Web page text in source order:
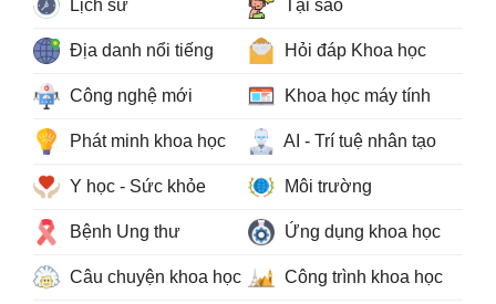
Lịch sử Tại sao
Địa danh nổi tiếng Hỏi đáp Khoa học
Công nghệ mới Khoa học máy tính
Phát minh khoa học AI - Trí tuệ nhân tạo
Y học - Sức khỏe Môi trường
Bệnh Ung thư Ứng dụng khoa học
Câu chuyện khoa học Công trình khoa học